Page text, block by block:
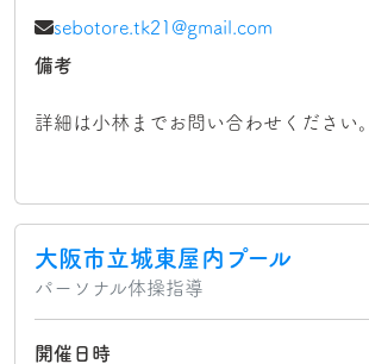
sebotore.tk21@gmail.com
備考
詳細は小林までお問い合わせください。
大阪市立城東屋内プール
パーソナル体操指導
開催日時